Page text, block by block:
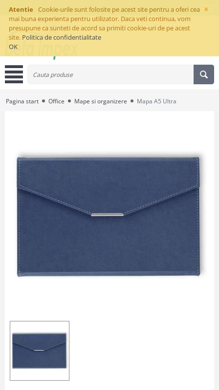
×
Atentie
Cookie-urile sunt folosite pe acest site pentru a oferi cea
mai buna experienta pentru utilizator. Daca veti continua, vom
presupune ca sunteti de acord sa primiti cookie-uri de pe acest
site. Politica de confidentialitate
OK
Pagina start Office Mape si organizere Mapa A5 Ultra